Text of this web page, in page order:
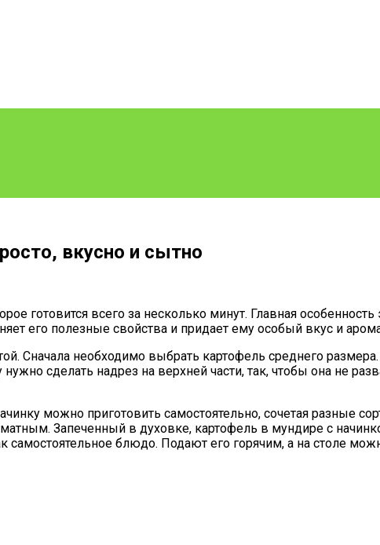
вкусно и сытно
готовится всего за несколько минут. Главная особенность
его полезные свойства и придает ему особый вкус и
Сначала необходимо выбрать картофель среднего
сделать надрез на верхней части, так, чтобы она не
можно приготовить самостоятельно, сочетая разные
Запеченный в духовке, картофель в мундире с
блюдо. Подают его горячим, а на столе